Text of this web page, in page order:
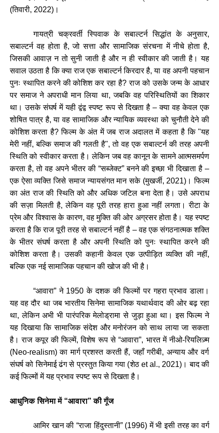
(तिवारी, 2022) ।
गायत्री चक्रवर्ती स्पिवाक के सबाल्टर्न सिद्धांत के अनुसार,
सबाल्टर्न वह होता है,जो सत्ता और सामाजिक संरचना में नीचे होता है,
जिसकी आवाज़ न तो सुनी जाती है और न ही स्वीकार की जाती है। यह
सवाल उठता है कि क्या राज एक सबाल्टर्न किरदार है,या वह अपनी पहचान
पुनः स्थापित करने की कोशिश कर रहा है?राज को उसके जन्म के आधार
पर समाज ने अपराधी मान लिया था,जबकि वह परिस्थितियों का शिकार
था। उसके संघर्ष में यही द्वंद्व स्पष्ट रूप से दिखता है–क्या वह केवल एक
शोषित पात्र है,या वह सामाजिक और न्यायिक व्यवस्था को चुनौती देने की
कोशिश करता है?फिल्म के अंत में जब राज अदालत में कहता है कि"यह
मेरी नहीं,बल्कि समाज की गलती है",तो वह एक सबाल्टर्न की तरह अपनी
स्थिति को स्वीकार करता है। लेकिन जब वह कानून के सामने आत्मसमर्पण
करता है,तो वह अपने भीतर की“सब्जेक्ट”बनने की इच्छा भी दिखाता है –
एक ऐसा व्यक्ति जिसे समाज न्यायसंगत मान सके(मुखर्जी, 2021) । फिल्म
का अंत राज की स्थिति को और अधिक जटिल बना देता है। उसे अपराध
की सज़ा मिलती है,लेकिन वह पूरी तरह हारा हुआ नहीं लगता। रीटा के
प्रेम और विश्वास के कारण,वह मुक्ति की ओर अग्रसर होता है। यह स्पष्ट
करता है कि राज पूरी तरह से सबाल्टर्न नहीं है –वह एक संगठनात्मक शक्ति
के भीतर संघर्ष करता है और अपनी स्थिति को पुनः स्थापित करने की
कोशिश करता है। उसकी कहानी केवल एक उत्पीड़ित व्यक्ति की नहीं,
बल्कि एक नई सामाजिक पहचान की खोज की भी है।
“आवारा”ने1950के दशक की फिल्मों पर गहरा प्रभाव डाला।
यह वह दौर था जब भारतीय सिनेमा सामाजिक यथार्थवाद की ओर बढ़ रहा
था,लेकिन अभी भी पारंपरिक मेलोड्रामा से जुड़ा हुआ था। इस फिल्म ने
यह दिखाया कि सामाजिक संदेश और मनोरंजन को साथ लाया जा सकता
है। राज कपूर की फिल्में,विशेष रूप से“आवारा”, भारत में नीओ-रियलिज़्म
(Neo-realism)का मार्ग प्रशस्त करती हैं,जहाँ गरीबी, अन्याय और वर्ग
संघर्ष को सिनेमाई ढंग से प्रस्तुत किया गया (शेठet al., 2021) । बाद की
कई फिल्मों में यह प्रभाव स्पष्ट रूप से दिखता है।
आधुनिक सिनेमा में“आवारा”की गूँज
आमिर खान की “राजा हिंदुस्तानी” (1996)में भी इसी तरह का वर्ग